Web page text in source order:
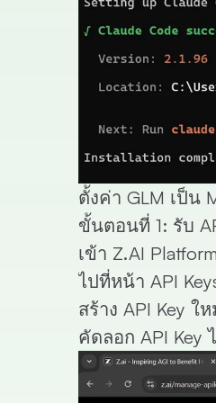
ตั้งค่า GLM เป็น
ขั้นตอนที่ 1: รับ
เข้า Z.AI Platform
ไปที่หน้า API
สร้าง API Key ใ
คัดลอก API Key